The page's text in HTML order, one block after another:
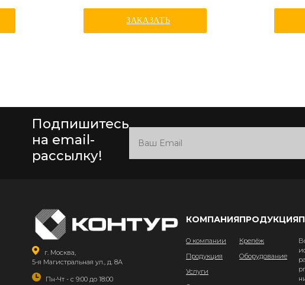
ЗАКАЗАТЬ
Подпишитесь
на email-
рассылку!
г. Москва,
5-я Магистральная ул., д. 8А
Пн-Чт - с 9:00 до 18:00
КОМПАНИЯ
О компании
Продукция
Услуги
ПРОДУКЦИЯ
Крепёж
Оборудование